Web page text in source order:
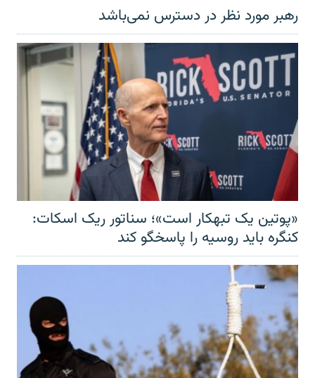
رهبر مورد نظر در دسترس نمی‌باشد
«پوتین یک تبهکار است»؛ سناتور ریک اسکات:
کنگره باید روسیه را پاسخگو کند